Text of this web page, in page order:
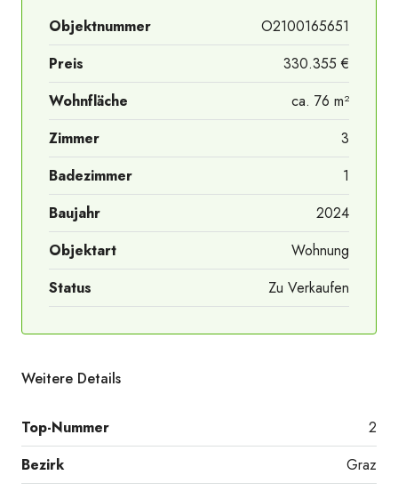
Lage Häuser
Objektnummer
O2100165651
Preis
330.355 €
Wohnfläche
ca. 76 m²
Zimmer
3
Badezimmer
1
Baujahr
2024
Objektart
Wohnung
Status
Zu Verkaufen
Weitere Details
Top-Nummer
2
Bezirk
Graz